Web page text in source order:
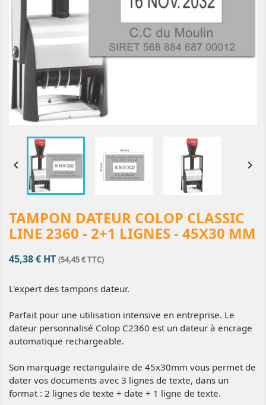
 
TAMPON DATEUR COLOP CLASSIC
LINE 2360 - 2+1 LIGNES - 45X30 MM
45,38 € HT (54,45 € TTC)
L'expert des tampons dateur.
Parfait pour une utilisation intensive en entreprise. Le
dateur personnalisé Colop C2360 est un dateur à encrage
automatique rechargeable.
Son marquage rectangulaire de 45x30mm vous permet de
dater vos documents avec 3 lignes de texte, dans un
format : 2 lignes de texte + date + 1 ligne de texte.